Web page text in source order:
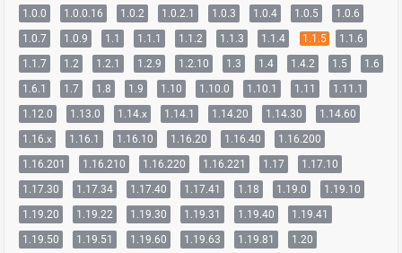
1.0.0
1.0.0.16 1.0.2 1.0.2.1 1.0.3 1.0.4 1.0.5
1.0.6
1.0.7
1.0.9 1.1 1.1.1 1.1.2 1.1.3 1.1.4 1.1.5
1.1.6
1.1.7
1.2 1.2.1 1.2.9 1.2.10 1.3 1.4 1.4.2 1.5
1.6
1.6.1
1.7 1.8 1.9 1.10 1.10.0 1.10.1 1.11
1.11.1
1.12.0
1.13.0 1.14.x 1.14.1 1.14.20 1.14.30
1.14.60
1.16.x
1.16.1 1.16.10 1.16.20 1.16.40
1.16.200
1.16.201
1.16.210 1.16.220 1.16.221 1.17
1.17.10
1.17.30
1.17.34 1.17.40 1.17.41 1.18 1.19.0
1.19.10
1.19.20
1.19.22 1.19.30 1.19.31 1.19.40
1.19.41
1.19.50
1.19.51 1.19.60 1.19.63 1.19.81 1.20